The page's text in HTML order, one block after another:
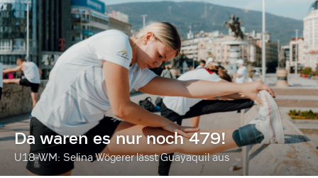
Da waren es nur noch 479!
U18-WM: Selina Wögerer lässt Guayaquil aus